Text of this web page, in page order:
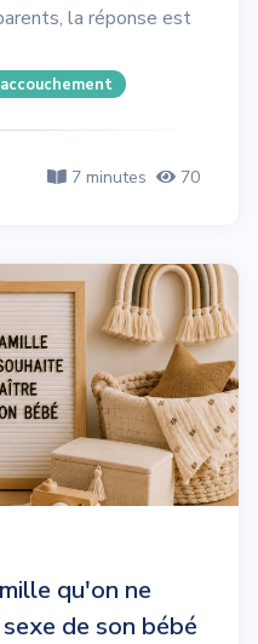
la réponse est
accouchement
7 minutes 70
qu'on ne
de son bébé